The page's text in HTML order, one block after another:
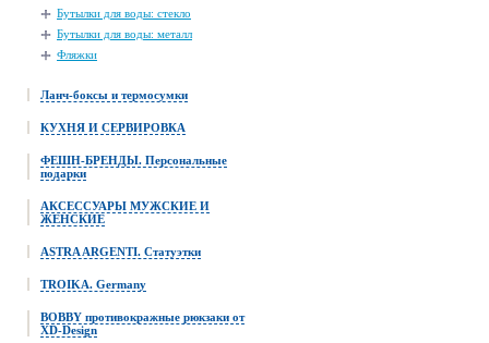
Бутылки для воды: стекло
Бутылки для воды: металл
Фляжки
Ланч-боксы и термосумки
КУХНЯ И СЕРВИРОВКА
ФЕШН-БРЕНДЫ. Персональные
подарки
АКСЕССУАРЫ МУЖСКИЕ И
ЖЕНСКИЕ
ASTRA ARGENTI. Статуэтки
TROIKA. Germany
BOBBY противокражные рюкзаки от
XD-Design